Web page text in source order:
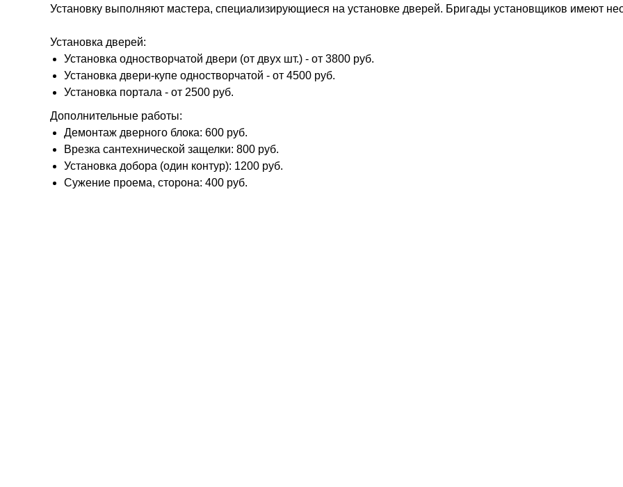
Установку выполняют мастера, специализирующиеся на установке дверей. Бригады установщиков имеют
Установка дверей:
Установка одностворчатой двери (от двух шт.) - от 3800 руб.
Установка двери-купе одностворчатой - от 4500 руб.
Установка портала - от 2500 руб.
Дополнительные работы:
Демонтаж дверного блока: 600 руб.
Врезка сантехнической защелки: 800 руб.
Установка добора (один контур): 1200 руб.
Сужение проема, сторона: 400 руб.